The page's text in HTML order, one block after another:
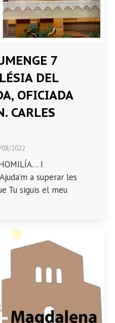
7
DEL
OFICIADA
CARLES
2022
I
a superar les
Tu siguis el meu